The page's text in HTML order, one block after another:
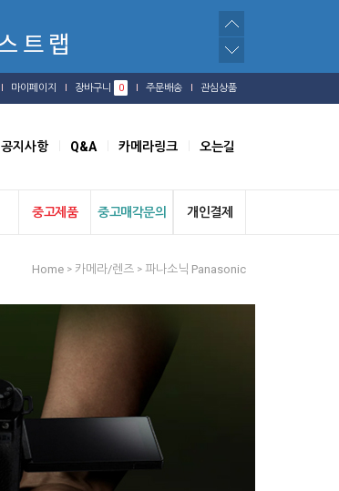
마이페이지 장바구니 0 주문배송 관심상품
공지사항 Q&A 카메라링크 오는길
중고제품 중고매각문의 개인결제
Home > 카메라/렌즈 > 파나소닉 Panasonic